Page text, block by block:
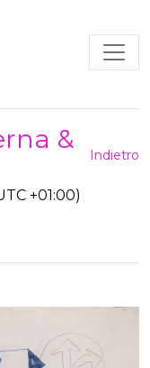
&
Indietro
+01:00)